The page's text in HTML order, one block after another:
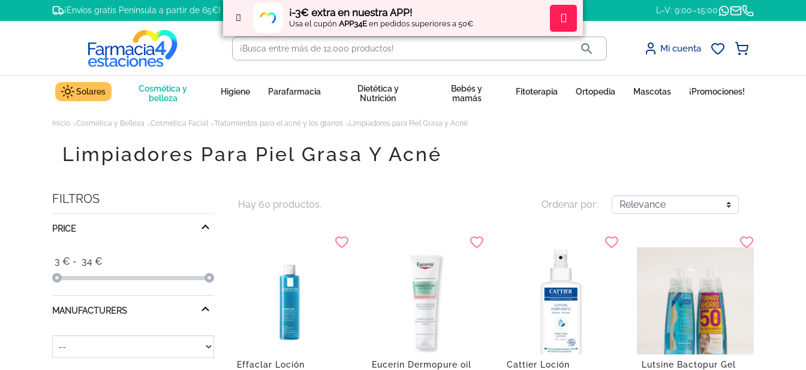
¡-3€ extra en nuestra APP!
Usa el cupón APP34E en pedidos superiores a 50€
¡Envíos gratis Península a partir de 65€! Regístratey obtén L–V: 9:00–15:00
 Mi cuenta
Solares
Cosmética y
belleza
Higiene Parafarmacia
Dietética y
Nutrición
Bebés y
mamás
Fitoterapia Ortopedia Mascotas ¡Promociones!
Inicio Cosmética y Belleza Cosmética Facial Tratamientos para el acné y los granos Limpiadores para Piel Grasa y Acné
Limpiadores Para Piel Grasa Y Acné
FILTROS
PRICE
3 € - 34 €
MANUFACTURERS
Hay 60 productos. Ordenar por:
Effaclar Loción
Eucerin Dermopure oil
Cattier Loción
Lutsine Bactopur Gel